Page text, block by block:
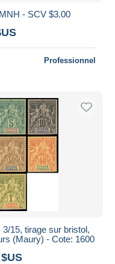
- SCV $3.00
Professionnel
15, tirage sur bristol,
(Maury) - Cote: 1600